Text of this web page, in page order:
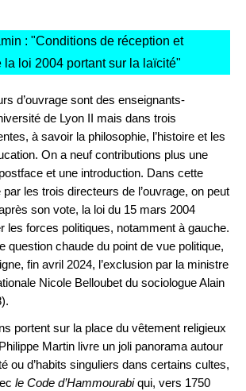
: "Conditions de réception et
la loi 2004 portant sur la laïcité"
d’ouvrage sont des enseignants-
de Lyon II mais dans trois
à savoir la philosophie, l’histoire et les
On a neuf contributions plus une
et une introduction. Dans cette
les trois directeurs de l’ouvrage, on peut
son vote, la loi du 15 mars 2004
les forces politiques, notamment à gauche.
question chaude du point de vue politique,
fin avril 2024, l’exclusion par la ministre
Nicole Belloubet du sociologue Alain
portent sur la place du vêtement religieux
Martin livre un joli panorama autour
ou d’habits singuliers dans certains cultes,
le Code d’Hammourabiqui, vers 1750